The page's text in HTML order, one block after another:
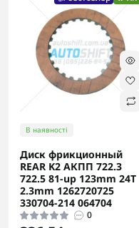
В наявності
Диск фрикционный
REAR K2 АКПП 722.3
722.5 81-up 123mm 24T
2.3mm 1262720725
330704-214 064704
0